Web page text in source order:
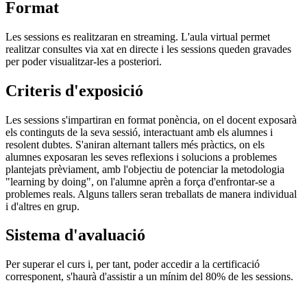
Format
Les sessions es realitzaran en streaming. L'aula virtual permet
realitzar consultes via xat en directe i les sessions queden gravades
per poder visualitzar-les a posteriori.
Criteris d'exposició
Les sessions s'impartiran en format ponència, on el docent exposarà
els continguts de la seva sessió, interactuant amb els alumnes i
resolent dubtes. S'aniran alternant tallers més pràctics, on els
alumnes exposaran les seves reflexions i solucions a problemes
plantejats prèviament, amb l'objectiu de potenciar la metodologia
"learning by doing", on l'alumne aprèn a força d'enfrontar-se a
problemes reals. Alguns tallers seran treballats de manera individual
i d'altres en grup.
Sistema d'avaluació
Per superar el curs i, per tant, poder accedir a la certificació
corresponent, s'haurà d'assistir a un mínim del 80% de les sessions.